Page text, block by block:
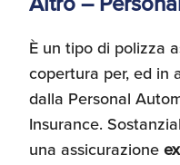
È un tipo di polizza
copertura per, ed in
dalla Personal
Insurance.
una assicurazione